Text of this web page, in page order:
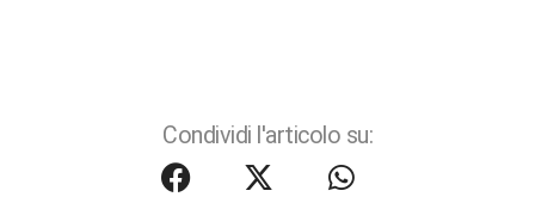
Condividi l'articolo su: